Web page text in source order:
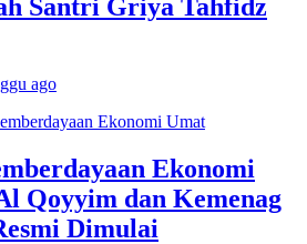
Santri Griya Tahfidz
ago
Ekonomi
Qoyyim dan Kemenag
Dimulai